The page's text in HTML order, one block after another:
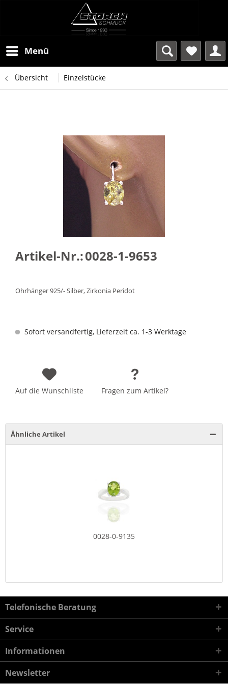
Menü
Übersicht Einzelstücke
Artikel-Nr.:0028-1-9653
Ohrhänger 925/- Silber, Zirkonia Peridot
Sofort versandfertig, Lieferzeit ca. 1-3 Werktage
Auf die Wunschliste Fragen zum Artikel?
Ähnliche Artikel
0028-0-9135
Telefonische Beratung
Service
Informationen
Newsletter